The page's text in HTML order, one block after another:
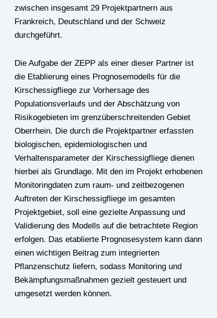
zwischen insgesamt 29 Projektpartnern aus
Frankreich, Deutschland und der Schweiz
durchgeführt.
Die Aufgabe der ZEPP als einer dieser Partner ist
die Etablierung eines Prognosemodells für die
Kirschessigfliege zur Vorhersage des
Populationsverlaufs und der Abschätzung von
Risikogebieten im grenzüberschreitenden Gebiet
Oberrhein. Die durch die Projektpartner erfassten
biologischen, epidemiologischen und
Verhaltensparameter der Kirschessigfliege dienen
hierbei als Grundlage. Mit den im Projekt erhobenen
Monitoringdaten zum raum- und zeitbezogenen
Auftreten der Kirschessigfliege im gesamten
Projektgebiet, soll eine gezielte Anpassung und
Validierung des Modells auf die betrachtete Region
erfolgen. Das etablierte Prognosesystem kann dann
einen wichtigen Beitrag zum integrierten
Pflanzenschutz liefern, sodass Monitoring und
Bekämpfungsmaßnahmen gezielt gesteuert und
umgesetzt werden können.